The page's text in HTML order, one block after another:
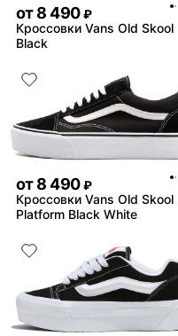
от8 490 ₽
Кроссовки Vans Old Skool
Black
от8 490 ₽
Кроссовки Vans Old Skool
Platform Black White